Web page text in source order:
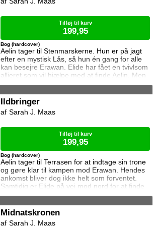
Hertug Perrington har givet hende klare
Aelin tager til Stenmarskerne. Hun er på jagt
efter en mystisk Lås, så hun én gang for alle
kan besejre Erawan. Elide har fået en tvivlsom
allieret som vil hjælpe med at finde Aelin. Men
for hvilken pris? Manon vågner i lænker og
Dorian ikke glemme heksen der hjalp ham i
Bog (hardcover)
Tilføj til kurv
199,95
Ildbringer
Aelin tager til Terrasen for at indtage sin trone
og gøre klar til kampen mod Erawan. Hendes
ankomst bliver dog ikke helt som forventet.
Samtidig er Elide på vej mod nord for at finde
Aelin og Celaena Sardothien. Oakwaldskoven
når nogen følger efter én. Dorian forsøger at
Bog (hardcover)
Sarah J. Maas
Tilføj til kurv
199,95
Midnatskronen
Sarah J. Maas